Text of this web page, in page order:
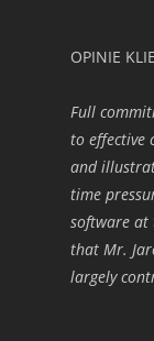
OPINIE
Full
to effective
and
time
software at
that Mr.
largely